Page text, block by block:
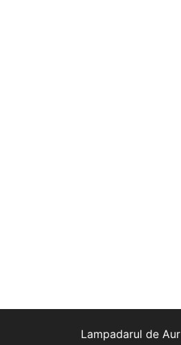
Lampadarul de Aur